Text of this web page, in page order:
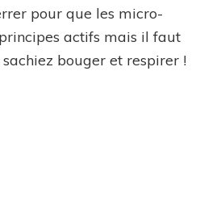
pour que les micro-
actifs mais il faut
bouger et respirer !